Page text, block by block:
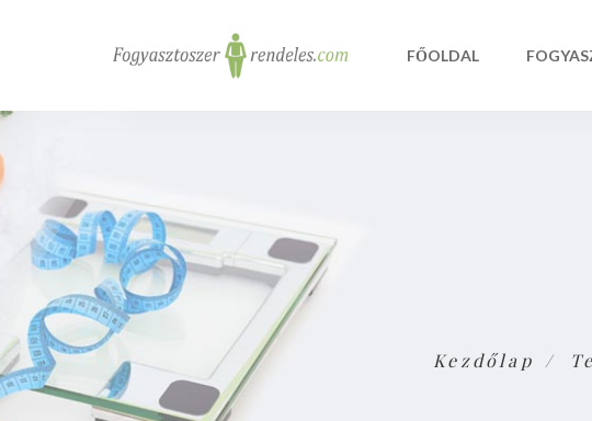
FŐOLDAL
Kezdőlap